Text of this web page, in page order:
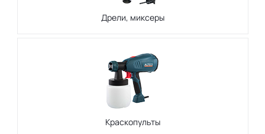
Дрели, миксеры
Краскопульты